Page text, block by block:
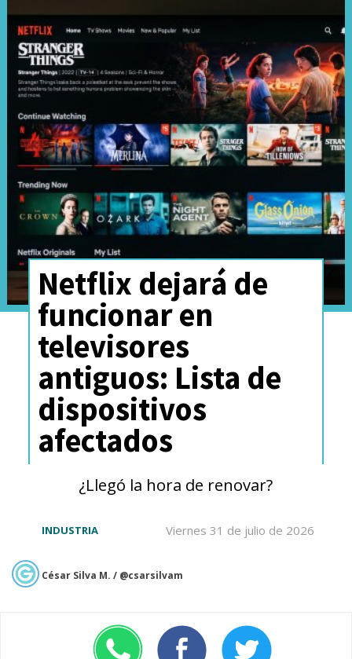
Netflix dejará de
funcionar en
televisores
antiguos: Lista de
dispositivos
afectados
¿Llegó la hora de renovar?
Viernes 31 de julio de 2026
INDUSTRIA
César Silva M. / @csarsilvam